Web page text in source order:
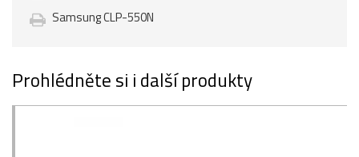
Samsung CLP-550N
Prohlédněte si i další produkty